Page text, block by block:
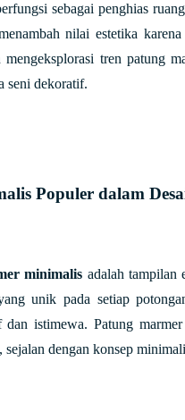
sebagai penghias
nilai estetika
tren patung
seni dekoratif.
Populer dalam
minimalis adalah tampilan
unik pada setiap
istimewa. Patung
dengan konsep